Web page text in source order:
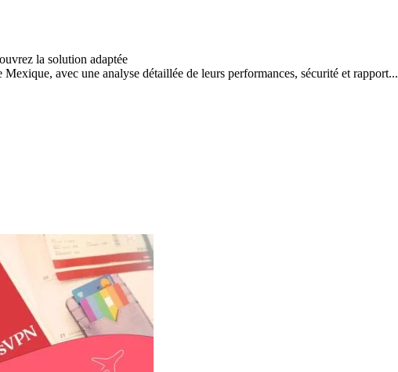
la solution adaptée
avec une analyse détaillée de leurs performances, sécurité et rapport...